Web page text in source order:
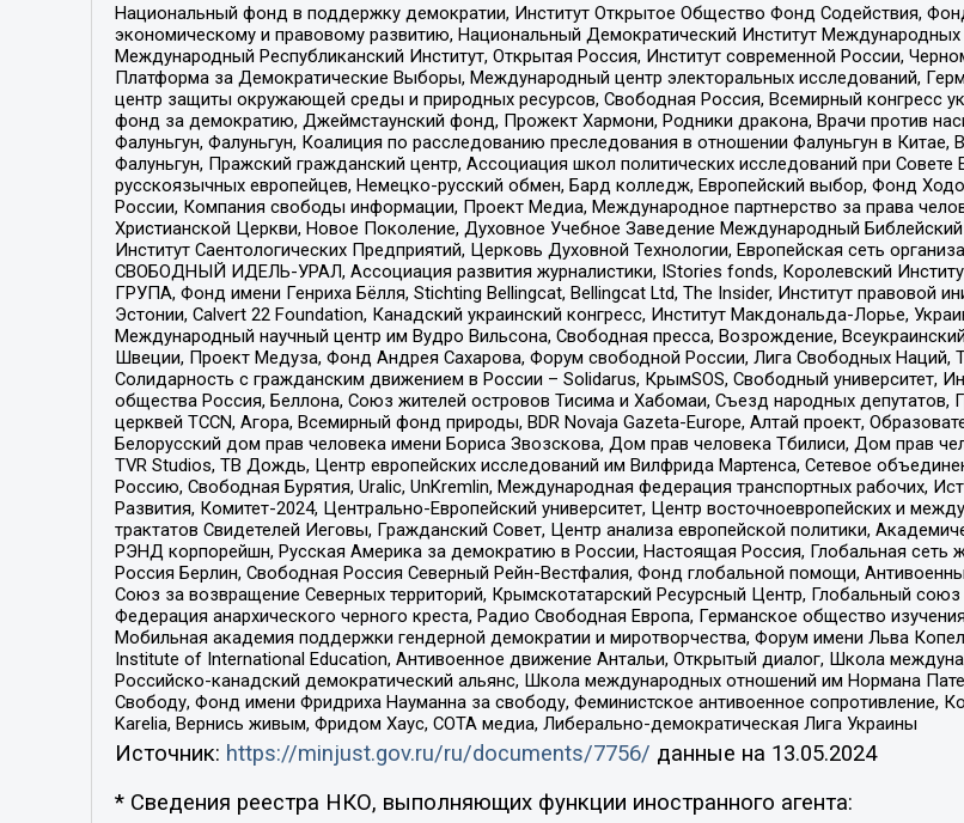
Национальный фонд в поддержку демократии, Институт Открытое Общество Фонд Содействия,
экономическому и правовому развитию, Национальный Демократический Институт Международных
Международный Республиканский Институт, Открытая Россия, Институт современной России,
Платформа за Демократические Выборы, Международный центр электоральных исследований,
центр защиты окружающей среды и природных ресурсов, Свободная Россия, Всемирный конгресс
фонд за демократию, Джеймстаунский фонд, Прожект Хармони, Родники дракона, Врачи против
Фалуньгун, Фалуньгун, Коалиция по расследованию преследования в отношении Фалуньгун в
Фалуньгун, Пражский гражданский центр, Ассоциация школ политических исследований при
русскоязычных европейцев, Немецко-русский обмен, Бард колледж, Европейский выбор, Фонд
России, Компания свободы информации, Проект Медиа, Международное партнерство за права
Христианской Церкви, Новое Поколение, Духовное Учебное Заведение Международный
Институт Саентологических Предприятий, Церковь Духовной Технологии, Европейская сеть
СВОБОДНЫЙ ИДЕЛЬ-УРАЛ, Ассоциация развития журналистики, IStories fonds, Королевский
ГРУПА, Фонд имени Генриха Бёлля, Stichting Bellingcat, Bellingcat Ltd, The Insider, Институт правовой
Эстонии, Calvert 22 Foundation, Канадский украинский конгресс, Институт Макдональда-Лорье,
Международный научный центр им Вудро Вильсона, Свободная пресса, Возрождение,
Швеции, Проект Медуза, Фонд Андрея Сахарова, Форум свободной России, Лига Свободных
Солидарность с гражданским движением в России – Solidarus, КрымSOS, Свободный университет,
общества Россия, Беллона, Союз жителей островов Тисима и Хабомаи, Съезд народных
церквей TCCN, Агора, Всемирный фонд природы, BDR Novaja Gazeta-Europe, Алтай проект,
Белорусский дом прав человека имени Бориса Звозскова, Дом прав человека Тбилиси, Дом прав
TVR Studios, ТВ Дождь, Центр европейских исследований им Вилфрида Мартенса, Сетевое
Россию, Свободная Бурятия, Uralic, UnKremlin, Международная федерация транспортных рабочих,
Развития, Комитет-2024, Центрально-Европейский университет, Центр восточноевропейских и
трактатов Свидетелей Иеговы, Гражданский Совет, Центр анализа европейской политики,
РЭНД корпорейшн, Русская Америка за демократию в России, Настоящая Россия, Глобальная сеть
Россия Берлин, Свободная Россия Северный Рейн-Вестфалия, Фонд глобальной помощи,
Союз за возвращение Северных территорий, Крымскотатарский Ресурсный Центр, Глобальный
Федерация анархического черного креста, Радио Свободная Европа, Германское общество
Мобильная академия поддержки гендерной демократии и миротворчества, Форум имени Льва
Institute of International Education, Антивоенное движение Антальи, Открытый диалог, Школа
Российско-канадский демократический альянс, Школа международных отношений им Нормана
Свободу, Фонд имени Фридриха Науманна за свободу, Феминистское антивоенное сопротивление,
Karelia, Вернись живым, Фридом Хаус, СОТА медиа, Либерально-демократическая Лига Украины
Источник: https://minjust.gov.ru/ru/documents/7756/ данные на 13.05.2024
* Сведения реестра НКО, выполняющих функции иностранного агента: